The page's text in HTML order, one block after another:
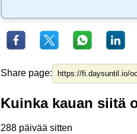
Share page:
Kuinka kauan siitä
288 päivää sitten